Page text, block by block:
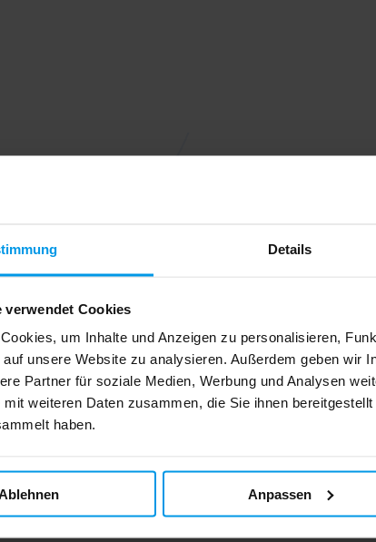
Details
verwendet Cookies
um Inhalte und Anzeigen zu personalisieren,
auf unsere Website zu analysieren. Außerdem geben wir
Partner für soziale Medien, Werbung und Analysen
mit weiteren Daten zusammen, die Sie ihnen
haben.
Ablehnen Anpassen